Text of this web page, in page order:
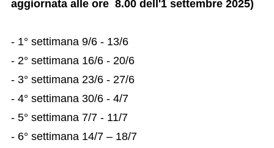
aggiornata alle ore 8.00 dell'1 settembre 2025)
- 1° settimana 9/6 - 13/6
- 2° settimana 16/6 - 20/6
- 3° settimana 23/6 - 27/6
- 4° settimana 30/6 - 4/7
- 5° settimana 7/7 - 11/7
- 6° settimana 14/7 – 18/7